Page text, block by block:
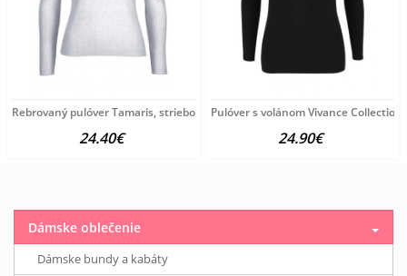
Rebrovaný pulóver Tamaris, strieborno-sivý
24.40€
Pulóver s volánom Vivance
24.90€
Dámske oblečenie
Dámske bundy a kabáty